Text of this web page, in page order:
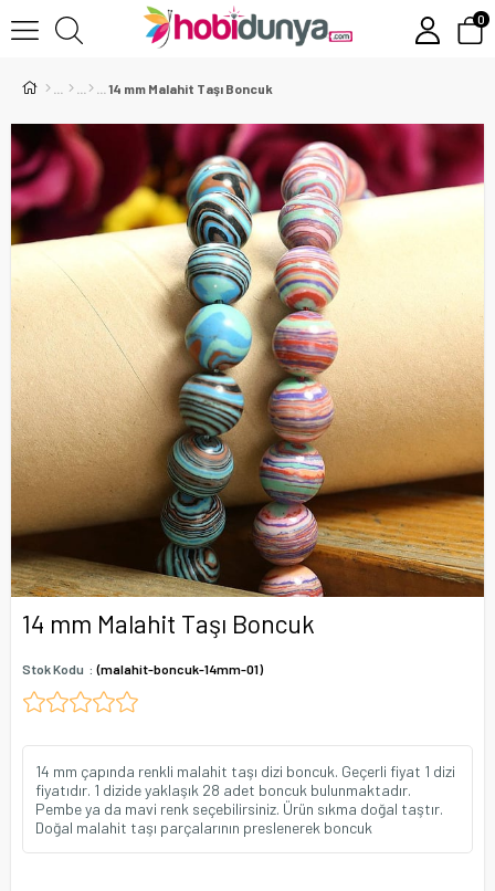
0
14 mm Malahit Taşı Boncuk
14 mm Malahit Taşı Boncuk
Stok Kodu (malahit-boncuk-14mm-01)
14 mm çapında renkli malahit taşı dizi boncuk. Geçerli fiyat 1 dizi
fiyatıdır. 1 dizide yaklaşık 28 adet boncuk bulunmaktadır.
Pembe ya da mavi renk seçebilirsiniz. Ürün sıkma doğal taştır.
Doğal malahit taşı parçalarının preslenerek boncuk